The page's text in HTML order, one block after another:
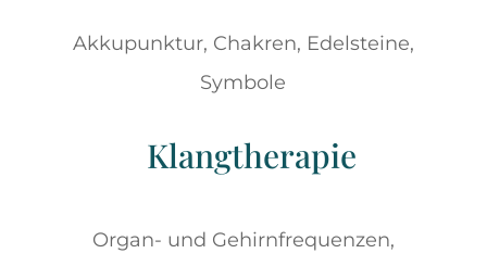
Akkupunktur, Chakren, Edelsteine,
Symbole
Klangtherapie
Organ- und Gehirnfrequenzen,